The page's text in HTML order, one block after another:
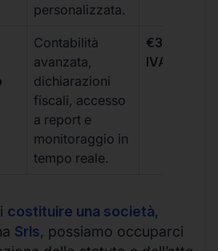
personalizzata.
Contabilità
avanzata,
dichiarazioni
fiscali, accesso
a report e
monitoraggio in
tempo reale.
€333 +
IVA/
costituire una società,
Srls, possiamo occuparci